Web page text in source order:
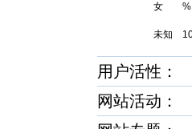
女 %
未知
用户活性：
网站活动：